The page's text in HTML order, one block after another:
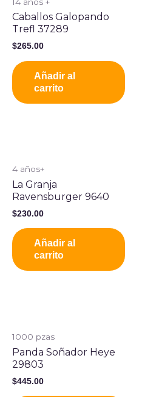
Caballos Galopando
Trefl 37289
$265.00
Añadir al
carrito
4 años+
La Granja
Ravensburger 9640
$230.00
Añadir al
carrito
1000 pzas
Panda Soñador Heye
29803
$445.00